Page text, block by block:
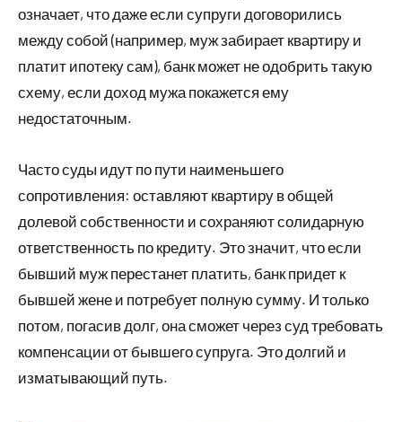
означает, что даже если супруги договорились
между собой (например, муж забирает квартиру и
платит ипотеку сам), банк может не одобрить такую
схему, если доход мужа покажется ему
недостаточным.
Часто суды идут по пути наименьшего
сопротивления: оставляют квартиру в общей
долевой собственности и сохраняют солидарную
ответственность по кредиту. Это значит, что если
бывший муж перестанет платить, банк придет к
бывшей жене и потребует полную сумму. И только
потом, погасив долг, она сможет через суд требовать
компенсации от бывшего супруга. Это долгий и
изматывающий путь.